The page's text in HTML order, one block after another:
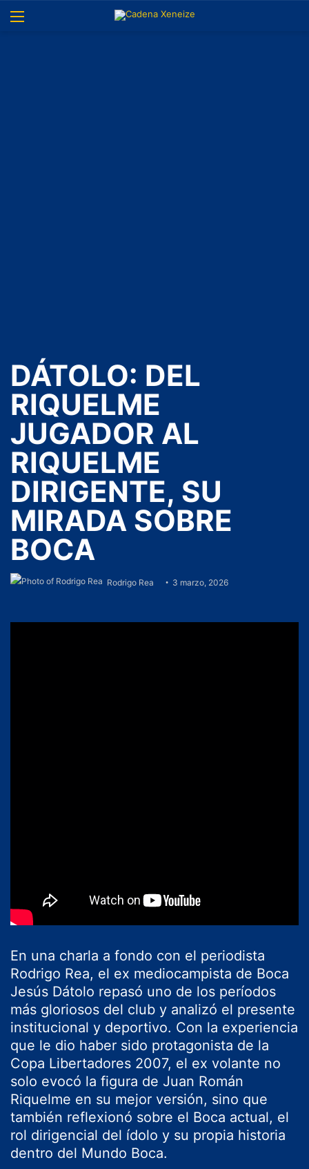
DÁTOLO: DEL
RIQUELME
JUGADOR AL
RIQUELME
DIRIGENTE, SU
MIRADA SOBRE
BOCA
Rodrigo Rea 3 marzo, 2026
En una charla a fondo con el periodista
Rodrigo Rea, el ex mediocampista de Boca
Jesús Dátolo repasó uno de los períodos
más gloriosos del club y analizó el presente
institucional y deportivo. Con la experiencia
que le dio haber sido protagonista de la
Copa Libertadores 2007, el ex volante no
solo evocó la figura de Juan Román
Riquelme en su mejor versión, sino que
también reflexionó sobre el Boca actual, el
rol dirigencial del ídolo y su propia historia
dentro del Mundo Boca.